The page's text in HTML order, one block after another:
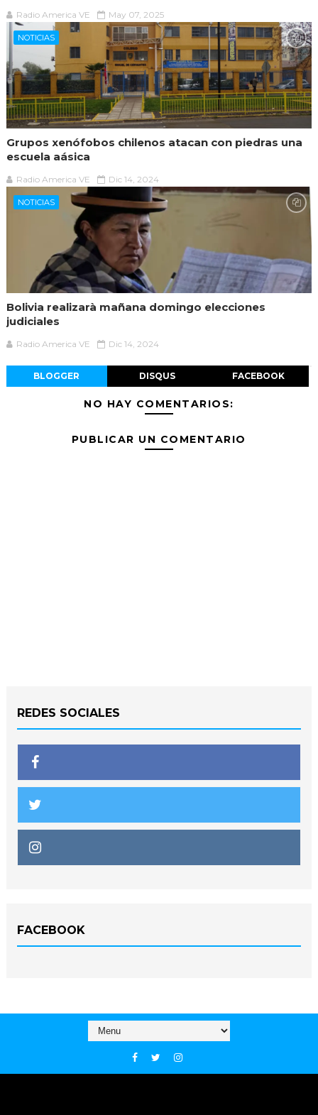
Radio America VE May 07, 2025
NOTICIAS
Grupos xenófobos chilenos atacan con piedras una
escuela aásica
Radio America VE Dic 14, 2024
NOTICIAS
Bolivia realizarà mañana domingo elecciones
judiciales
Radio America VE Dic 14, 2024
BLOGGER DISQUS FACEBOOK
NO HAY COMENTARIOS:
PUBLICAR UN COMENTARIO
REDES SOCIALES
FACEBOOK